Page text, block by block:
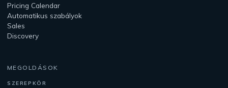
Pricing Calendar
Automatikus szabályok
Sales
Discovery
MEGOLDÁSOK
SZEREPKÖR